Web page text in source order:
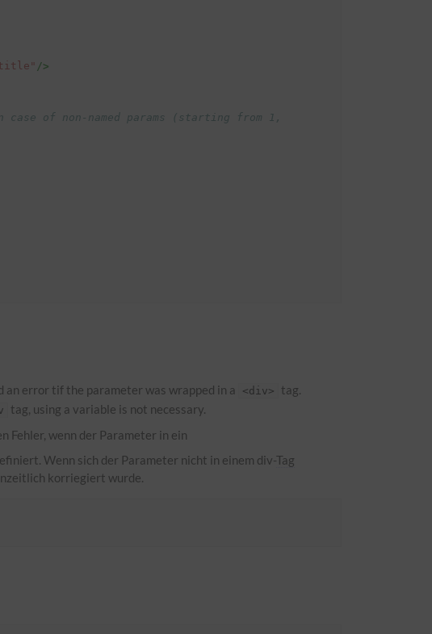
/>
of non-named params (starting from 1,
error tif the parameter was wrapped in a <div>
tag.
tag, using a variable is not necessary.
Fehler, wenn der Parameter in ein
Wenn sich der Parameter nicht in einem div-Tag
korriegiert wurde.